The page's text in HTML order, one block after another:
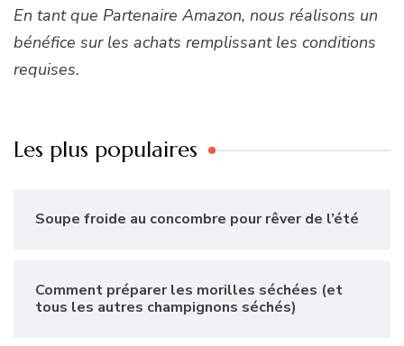
En tant que Partenaire Amazon, nous réalisons un
bénéfice sur les achats remplissant les conditions
requises.
Les plus populaires
Soupe froide au concombre pour rêver de l’été
Comment préparer les morilles séchées (et
tous les autres champignons séchés)